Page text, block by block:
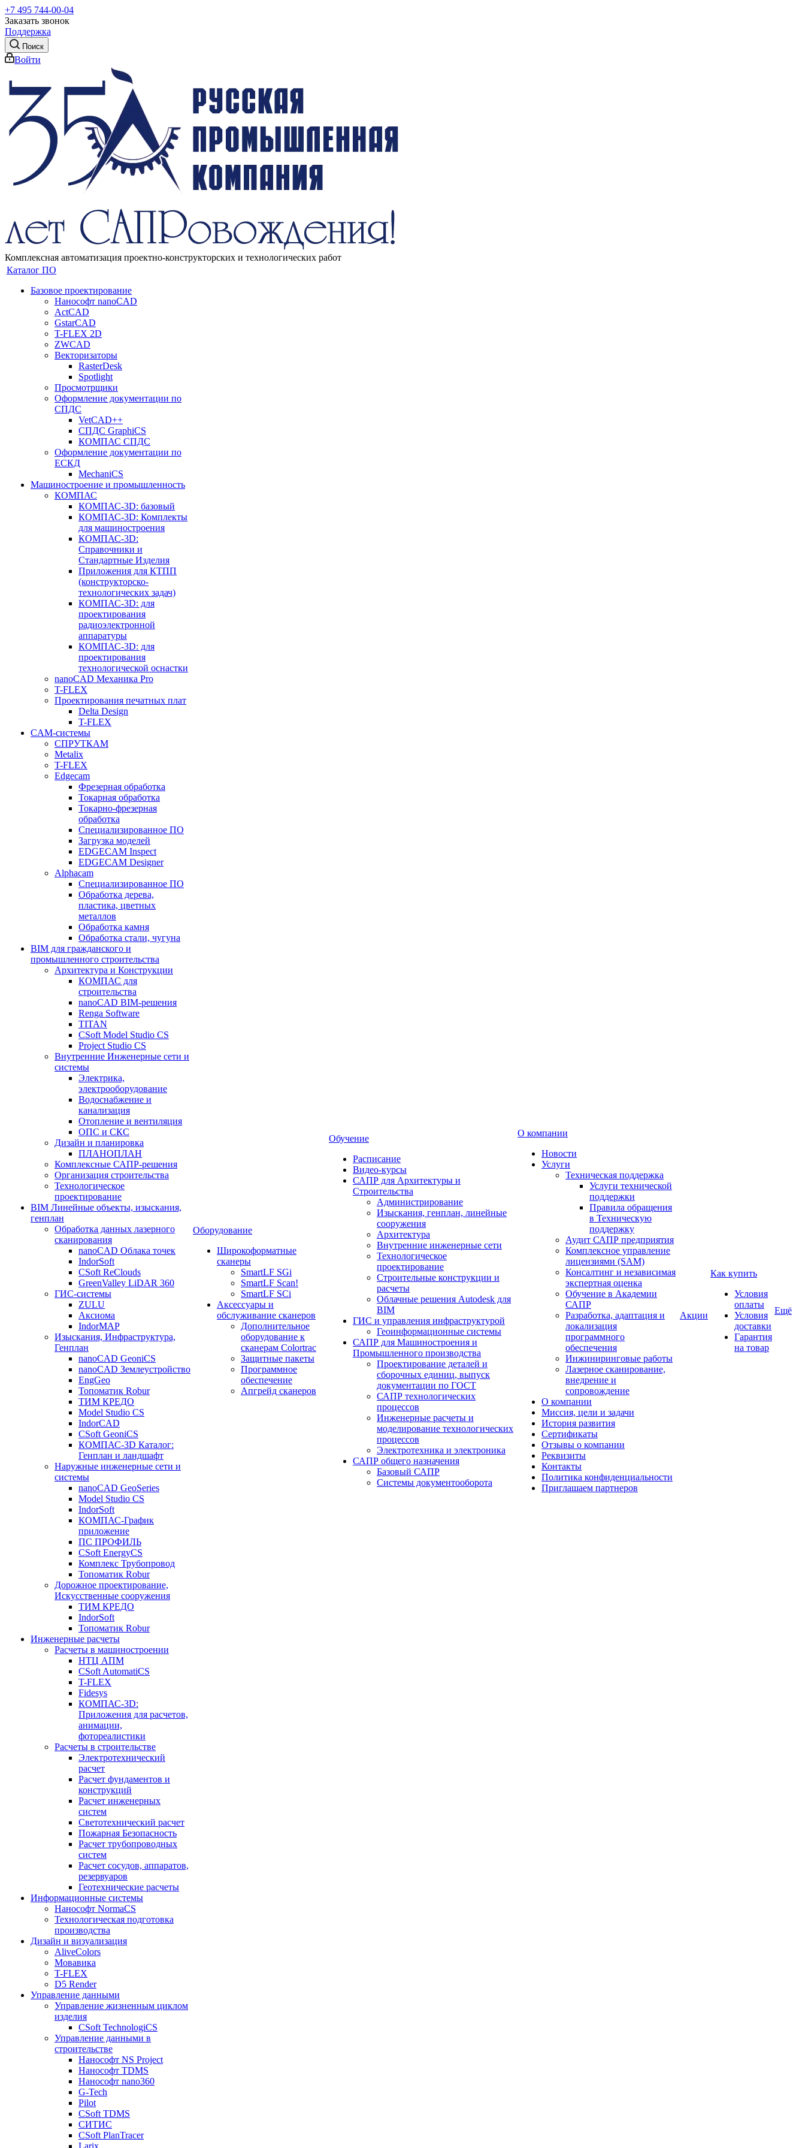
+7 495 744-00-04
Заказать звонок
Поддержка
Поиск
Войти
Комплексная автоматизация проектно-конструкторских и технологических работ
Каталог ПО
Базовое проектирование
Нанософт nanoCAD
ActCAD
GstarCAD
T-FLEX 2D
ZWCAD
Векторизаторы
RasterDesk
Spotlight
Просмотрщики
Оформление документации по
СПДС
VetCAD++
СПДС GraphiCS
КОМПАС СПДС
Оформление документации по
ЕСКД
MechaniCS
Машиностроение и промышленность
КОМПАС
КОМПАС-3D: базовый
КОМПАС-3D: Комплекты
для машиностроения
КОМПАС-3D:
Справочники и
Стандартные Изделия
Приложения для КТПП
(конструкторско-
технологических задач)
КОМПАС-3D: для
проектирования
радиоэлектронной
аппаратуры
КОМПАС-3D: для
проектирования
технологической оснастки
nanoCAD Механика Pro
T-FLEX
Проектирования печатных плат
Delta Design
T-FLEX
CAM-системы
СПРУТКAM
Metalix
T-FLEX
Edgecam
Фрезерная обработка
Токарная обработка
Токарно-фрезерная
обработка
Специализированное ПО
Загрузка моделей
EDGECAM Inspect
EDGECAM Designer
Alphacam
Специализированное ПО
Обработка дерева,
пластика, цветных
металлов
Обработка камня
Обработка стали, чугуна
BIM для гражданского и
промышленного строительства
Архитектура и Конструкции
КОМПАС для
строительства
nanoCAD BIM-решения
Renga Software
TITAN
CSoft Model Studio CS
Project Studio CS
Внутренние Инженерные сети и
системы
Электрика,
электрооборудование
Водоснабжение и
канализация
Отопление и вентиляция
ОПС и СКС
Дизайн и планировка
ПЛАНОПЛАН
Комплексные САПР-решения
Организация строительства
Технологическое
проектирование
BIM Линейные объекты, изыскания,
генплан
Обработка данных лазерного
сканирования
nanoCAD Облака точек
IndorSoft
CSoft ReClouds
GreenValley LiDAR 360
ГИС-системы
ZULU
Аксиома
IndorMAP
Изыскания, Инфраструктура,
Генплан
nanoCAD GeoniCS
nanoCAD Землеустройство
EngGeo
Топоматик Robur
ТИМ КРЕДО
Model Studio CS
IndorCAD
CSoft GeoniCS
КОМПАС-3D Каталог:
Генплан и ландшафт
Наружные инженерные сети и
системы
nanoCAD GeoSeries
Model Studio CS
IndorSoft
КОМПАС-График
приложение
ПС ПРОФИЛЬ
CSoft EnergyCS
Комплекс Трубопровод
Топоматик Robur
Дорожное проектирование,
Искусственные сооружения
ТИМ КРЕДО
IndorSoft
Топоматик Robur
Инженерные расчеты
Расчеты в машиностроении
НТЦ АПМ
CSoft AutomatiCS
T-FLEX
Fidesys
КОМПАС-3D:
Приложения для расчетов,
анимации,
фотореалистики
Расчеты в строительстве
Электротехнический
расчет
Расчет фундаментов и
конструкций
Расчет инженерных
систем
Светотехнический расчет
Пожарная Безопасность
Расчет трубопроводных
систем
Расчет сосудов, аппаратов,
резервуаров
Геотехнические расчеты
Информационные системы
Нанософт NormaCS
Технологическая подготовка
производства
Дизайн и визуализация
AliveColors
Мовавика
T-FLEX
D5 Render
Управление данными
Управление жизненным циклом
изделия
CSoft TechnologiCS
Управление данными в
строительстве
Нанософт NS Project
Нанософт TDMS
Нанософт nano360
G-Tech
Pilot
CSoft TDMS
СИТИС
CSoft PlanTracer
Larix
Оборудование
Широкоформатные
сканеры
SmartLF SGi
SmartLF Scan!
SmartLF SCi
Аксессуары и
обслуживание сканеров
Дополнительное
оборудование к
сканерам Colortrac
Защитные пакеты
Программное
обеспечение
Апгрейд сканеров
Обучение
Расписание
Видео-курсы
САПР для Архитектуры и
Строительства
Администрирование
Изыскания, генплан, линейные
сооружения
Архитектура
Внутренние инженерные сети
Технологическое
проектирование
Строительные конструкции и
расчеты
Облачные решения Autodesk для
BIM
ГИС и управления инфраструктурой
Геоинформационные системы
САПР для Машиностроения и
Промышленного производства
Проектирование деталей и
сборочных единиц, выпуск
документации по ГОСТ
САПР технологических
процессов
Инженерные расчеты и
моделирование технологических
процессов
Электротехника и электроника
САПР общего назначения
Базовый САПР
Системы документооборота
О компании
Новости
Услуги
Техническая поддержка
Услуги технической
поддержки
Правила обращения
в Техническую
поддержку
Аудит САПР предприятия
Комплексное управление
лицензиями (SAM)
Консалтинг и независимая
экспертная оценка
Обучение в Академии
САПР
Разработка, адаптация и
локализация
программного
обеспечения
Инжиниринговые работы
Лазерное сканирование,
внедрение и
сопровождение
О компании
Миссия, цели и задачи
История развития
Сертификаты
Отзывы о компании
Реквизиты
Контакты
Политика конфиденциальности
Приглашаем партнеров
Акции
Как купить
Условия
оплаты
Условия
доставки
Гарантия
на товар
Ещё